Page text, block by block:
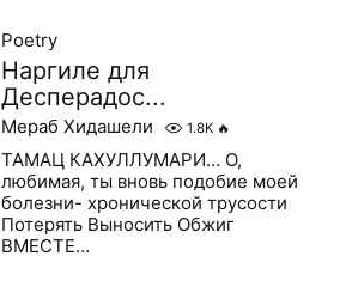
Poetry
Наргиле для
Десперадос...
Мераб Хидашели 1.8K 🔥
ТАМАЦ КАХУЛЛУМАРИ… О,
любимая, ты вновь подобие моей
болезни- хронической трусости
Потерять Выносить Обжиг
ВМЕСТЕ…